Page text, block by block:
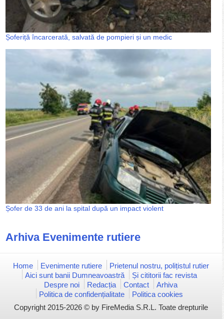
Șoferiță încarcerată, salvată de pompieri și un medic
Șofer de 33 de ani la spital după un impact violent
Arhiva Evenimente rutiere
Home Evenimente rutiere
Prietenul nostru, polițistul rutier
Aici sunt banii Dumneavoastră
Și cititorii fac revista
Despre noi
Redacția Contact
Arhiva
Politica de confidențialitate
Politica cookies
Copyright 2015-2026 © by FireMedia S.R.L. Toate drepturile